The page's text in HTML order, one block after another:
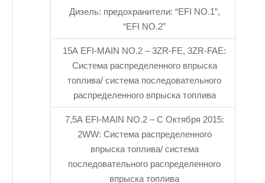
Дизель: предохранители: “EFI NO.1”,
“EFI NO.2”
15A EFI-MAIN NO.2 – 3ZR-FE, 3ZR-FAE:
Система распределенного впрыска
топлива/ система последовательного
распределенного впрыска топлива
7,5A EFI-MAIN NO.2 – С Октября 2015:
2WW: Система распределенного
впрыска топлива/ система
последовательного распределенного
впрыска топлива